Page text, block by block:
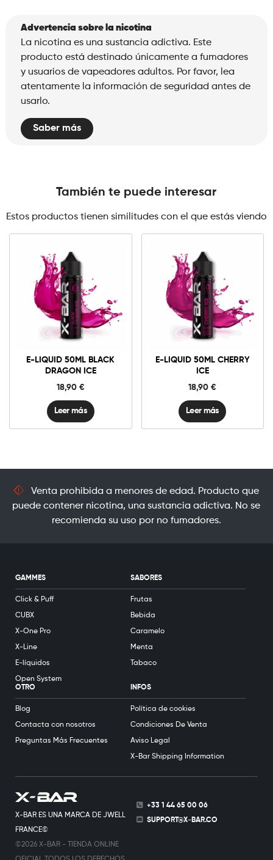
Advertencia sobre la nicotina
La nicotina es una sustancia adictiva. Este
producto está destinado únicamente a fumadores
y usuarios de vapeadores adultos. Por favor, lea
atentamente la información de seguridad antes de
usarlo.
Saber más
También te puede interesar
Estos productos tienen similitudes con el que estás viendo
E-LIQUID 50ML BLACK
DRAGON ICE
18,90 €
Leer más
E-LIQUID 50ML CHERRY
ICE
18,90€
Leer más
Venta prohibida a menores de edad. Producto que
puede contener nicotina, una sustancia adictiva. No se
recomienda su uso por no fumadores.
X-BAR ES UNA MARCA DE JWELL
FRANCE©
©2026 X-BAR - TIENDA ONLINE
+33 1 44 65 00 06
SUPPORT@X-BAR.CO
GAMMES
Click & Puff
CUBX
X-One Pro
X-Line
E-líquidos
Open System
SABORES
Frutas
Bebida
Caramelo
Menta
Tabaco
OTRO
Blog
Contacta con nosotros
Preguntas Más Frecuentes
INFOS
Política de cookies
Condiciones De Venta
Aviso Legal
X-Bar Shipping Information